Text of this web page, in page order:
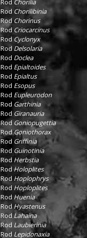
Rod Chorilia
Rod Chorilibinia
Rod Chorinus
Rod Criocarcinus
RodCyclonyx
Rod Delsolaria
Rod Doclea
Rod Epialtoides
Rod Epialtus
Rod Esopus
Rod Eupleurodon
Rod Garthinia
Rod Giranauria
Rod Goniopugettia
RodGoniothorax
Rod Griffinia
Rod Guinotinia
Rod Herbstia
Rod Holoplites
Rod Hoplophrys
Rod Hoploplites
Rod Huenia
RodHyastenus
RodLahaina
Rod Laubierinia
Rod Lepidonaxia